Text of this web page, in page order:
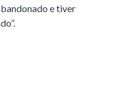
e tiver